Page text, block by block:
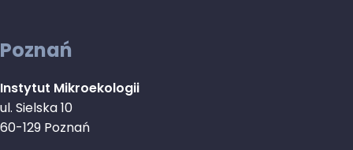
Poznań
Instytut Mikroekologii
ul. Sielska 10
60-129 Poznań